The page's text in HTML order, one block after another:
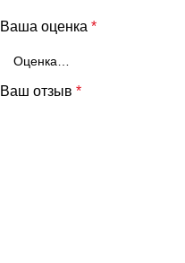
Ваша оценка *
Ваш отзыв *